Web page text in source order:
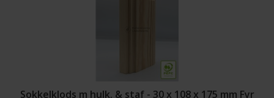
Sokkelklods m hulk. & staf - 30 x 108 x 175 mm Fyr